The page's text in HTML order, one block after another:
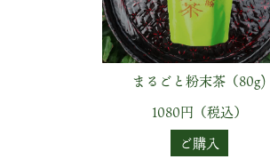
まるごと粉末茶（80g)
1080円（税込）
ご購入